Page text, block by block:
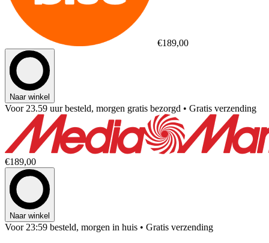
€189,00
Naar winkel
Voor 23.59 uur besteld, morgen gratis bezorgd • Gratis verzending
€189,00
Naar winkel
Voor 23:59 besteld, morgen in huis • Gratis verzending